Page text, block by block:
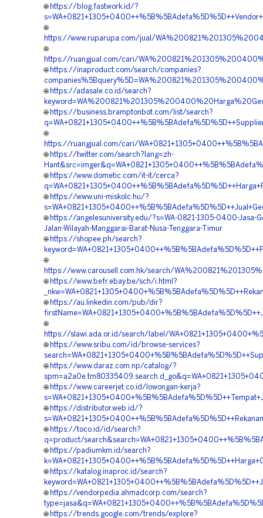
🌐 https://blog.fastwork.id/?
🌐
https://www.ruparupa.com/jual/
🌐
https://ruangjual.com/cari/
🌐 https://inaproduct.com/search/companies?
🌐 https://adasale.co.id/search?
🌐 https://business.bramptonbot.com/list/search?
🌐
https://ruangjual.com/cari/
🌐 https://twitter.com/search?lang=zh-
🌐 https://www.dometic.com/it-it/cerca?
🌐 https://www.uni-miskolc.hu/?
🌐 https://angelesuniversity.edu/?s=WA-0821-1305-0400-Jasa-
Jalan-Wilayah-Manggarai-Barat-Nusa-Tenggara-Timur
🌐 https://shopee.ph/search?
🌐
https://www.carousell.com.hk/search/
🌐 https://www.befr.ebay.be/sch/i.html?
🌐 https://au.linkedin.com/pub/dir?
🌐
https://slawi.ada.or.id/search/label/
🌐 https://www.sribu.com/id/browse-services?
🌐 https://www.daraz.com.np/catalog/?
🌐 https://www.careerjet.co.id/lowongan-kerja?
🌐 https://distributor.web.id/?
🌐 https://toco.id/id/search?
q=product/
🌐 https://padiumkm.id/search?
🌐 https://katalog.inaproc.id/search?
🌐 https://vendorpedia.ahmadcorp.com/search?
🌐 https://trends.google.com/trends/explore?